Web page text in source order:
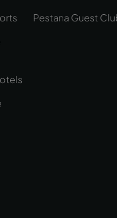
Pestana Guest